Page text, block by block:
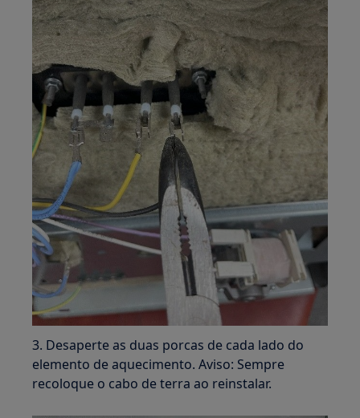
3. Desaperte as duas porcas de cada lado do
elemento de aquecimento. Aviso: Sempre
recoloque o cabo de terra ao reinstalar.